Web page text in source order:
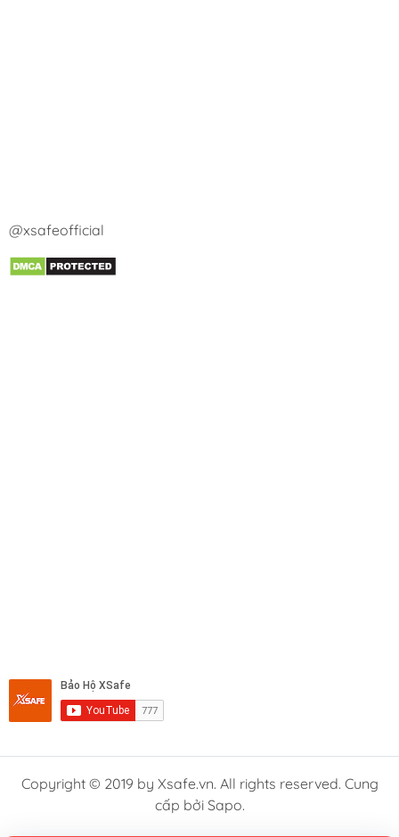
@xsafeofficial
Copyright © 2019 by Xsafe.vn. All rights reserved. Cung
cấp bởi Sapo.